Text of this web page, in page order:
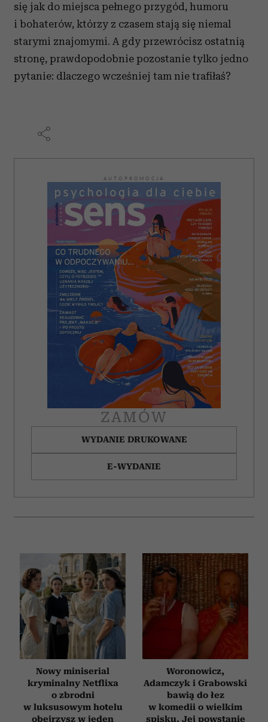
się jak do miejsca pełnego przygód, humoru
i bohaterów, którzy z czasem stają się niemal
starymi znajomymi. A gdy przewrócisz ostatnią
stronę, prawdopodobnie pozostanie tylko jedno
pytanie: dlaczego wcześniej tam nie trafiłaś?
AUTOPROMOCJA
ZAMÓW
WYDANIE DRUKOWANE
E-WYDANIE
Nowy miniserial
kryminalny Netflixa
o zbrodni
w luksusowym hotelu
obejrzysz w jeden
Woronowicz,
Adamczyk i Grabowski
bawią do łez
w komedii o wielkim
spisku. Jej powstanie